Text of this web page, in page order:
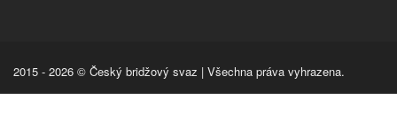
2015 - 2026 © Český bridžový svaz | Všechna práva vyhrazena.